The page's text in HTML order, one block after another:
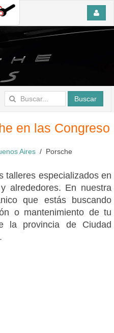
Buscar
en las Congreso
Aires
Porsche
talleres especializados en
alrededores. En nuestra
que estás buscando
o mantenimiento de tu
la provincia de Ciudad